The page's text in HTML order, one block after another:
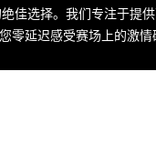
绝佳选择。我们专注于
零延迟感受赛场上的激